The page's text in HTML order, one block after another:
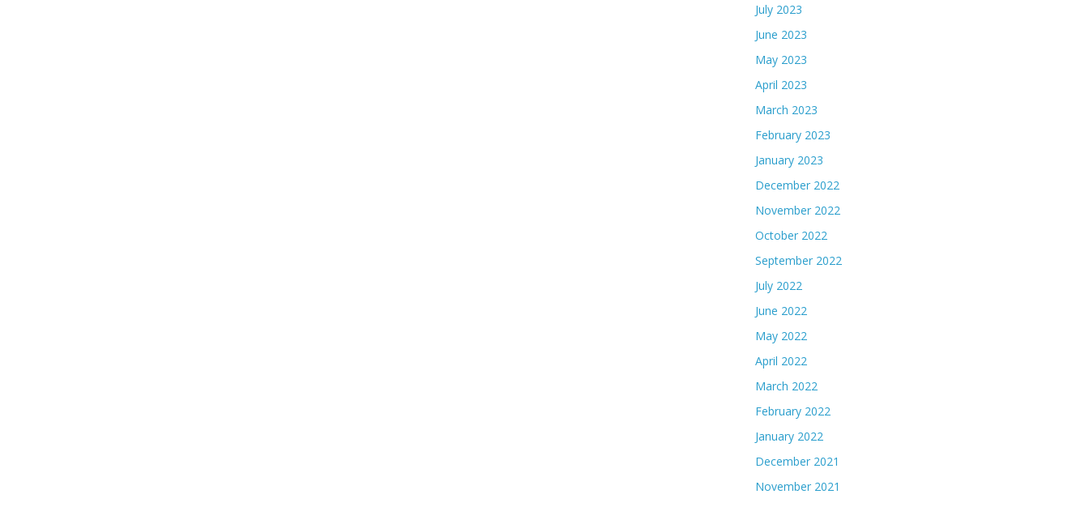
July 2023
June 2023
May 2023
April 2023
March 2023
February 2023
January 2023
December 2022
November 2022
October 2022
September 2022
July 2022
June 2022
May 2022
April 2022
March 2022
February 2022
January 2022
December 2021
November 2021